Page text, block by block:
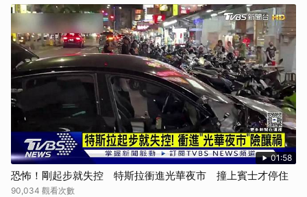
01:58
恐怖！剛起步就失控 特斯拉衝進光華夜市 撞上賓士才停住
90,034 觀看次數